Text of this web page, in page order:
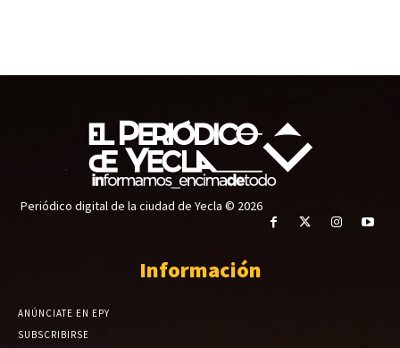
Periódico digital de la ciudad de Yecla © 2026
Información
ANÚNCIATE EN EPY
SUBSCRIBIRSE